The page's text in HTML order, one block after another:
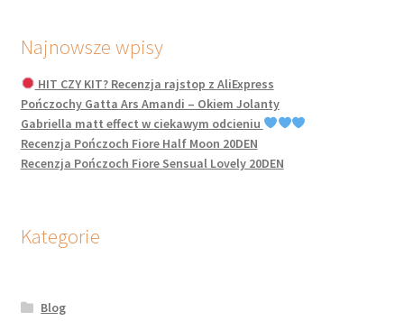
Najnowsze wpisy
HIT CZY KIT? Recenzja rajstop z AliExpress
Pończochy Gatta Ars Amandi – Okiem Jolanty
Gabriella matt effect w ciekawym odcieniu
Recenzja Pończoch Fiore Half Moon 20DEN
Recenzja Pończoch Fiore Sensual Lovely 20DEN
Kategorie
Blog